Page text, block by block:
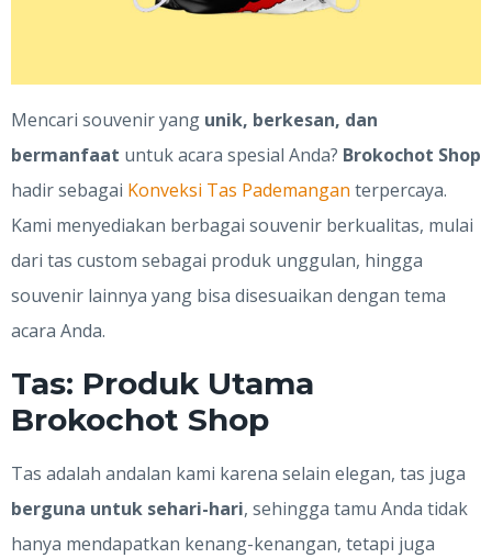
Mencari souvenir yang unik, berkesan, dan
bermanfaat untuk acara spesial Anda? Brokochot Shop
hadir sebagai Konveksi Tas Pademangan terpercaya.
Kami menyediakan berbagai souvenir berkualitas, mulai
dari tas custom sebagai produk unggulan, hingga
souvenir lainnya yang bisa disesuaikan dengan tema
acara Anda.
Tas: Produk Utama
Brokochot Shop
Tas adalah andalan kami karena selain elegan, tas juga
berguna untuk sehari-hari, sehingga tamu Anda tidak
hanya mendapatkan kenang-kenangan, tetapi juga